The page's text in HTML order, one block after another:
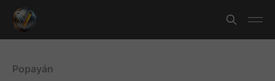
Popayán